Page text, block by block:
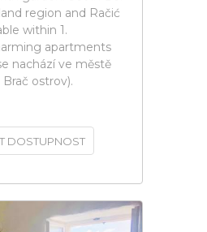
region and Račić
within 1.
apartments
nachází ve městě
ostrov).
DOSTUPNOST